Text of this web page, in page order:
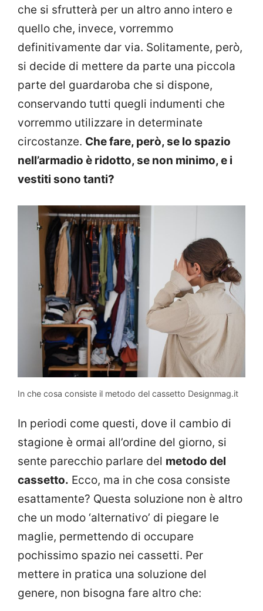
che si sfrutterà per un altro anno intero e
quello che, invece, vorremmo
definitivamente dar via. Solitamente, però,
si decide di mettere da parte una piccola
parte del guardaroba che si dispone,
conservando tutti quegli indumenti che
vorremmo utilizzare in determinate
circostanze. Che fare, però, se lo spazio
nell’armadio è ridotto, se non minimo, e i
vestiti sono tanti?
In che cosa consiste il metodo del cassetto Designmag.it
In periodi come questi, dove il cambio di
stagione è ormai all’ordine del giorno, si
sente parecchio parlare del metodo del
cassetto. Ecco, ma in che cosa consiste
esattamente? Questa soluzione non è altro
che un modo ‘alternativo’ di piegare le
maglie, permettendo di occupare
pochissimo spazio nei cassetti. Per
mettere in pratica una soluzione del
genere, non bisogna fare altro che: